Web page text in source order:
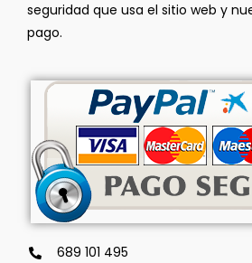
seguridad que usa el sitio web y
pago.
689 101 495